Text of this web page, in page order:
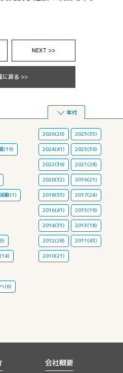
NEXT >>
に戻る >>
(19)
動(1)
(6)
年代
2026(20) 2025(35)
2024(41) 2023(39)
2022(39) 2021(28)
2020(32) 2019(21)
2018(35) 2017(24)
2016(41) 2015(19)
2014(35) 2013(18)
2012(28) 2011(43)
2010(21)
会社概要